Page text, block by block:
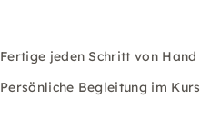
Fertige jeden Schritt von Hand
Persönliche Begleitung im Kurs